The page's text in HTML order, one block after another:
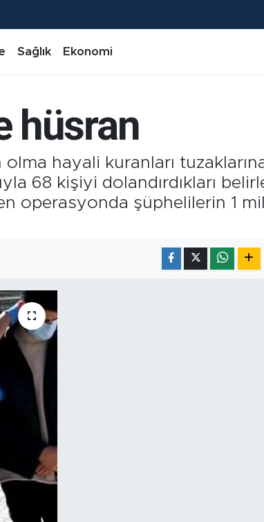
Sağlık Ekonomi
hüsran
olma hayali kuranları
68 kişiyi dolandırdıkları
operasyonda şüphelilerin 1